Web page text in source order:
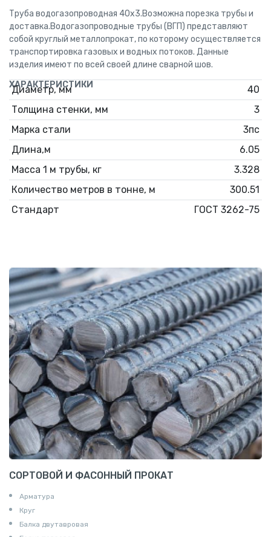
Труба водогазопроводная 40x3.Возможна порезка трубы и
доставка.Водогазопроводные трубы (ВГП) представляют
собой круглый металлопрокат, по которому осуществляется
транспортировка газовых и водных потоков. Данные
изделия имеют по всей своей длине сварной шов.
ХАРАКТЕРИСТИКИ
Диаметр, мм
40
Толщина стенки, мм
3
Марка стали
3пс
Длина,м
6.05
Масса 1 м трубы, кг
3.328
Количество метров в тонне, м
300.51
Стандарт
ГОСТ 3262-75
СОРТОВОЙ И ФАСОННЫЙ ПРОКАТ
Арматура
Круг
Балка двутавровая